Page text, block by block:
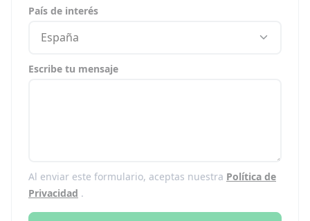
País de interés
España
Escribe tu mensaje
Al enviar este formulario, aceptas nuestra Política de
Privacidad .